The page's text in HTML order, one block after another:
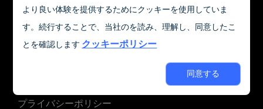
料金
よくある質問
プライバシーポリシー
より良い体験を提供するためにクッキーを使用していま
す。続行することで、当社のを読み、理解し、同意したこ
とを確認します クッキーポリシー
同意する